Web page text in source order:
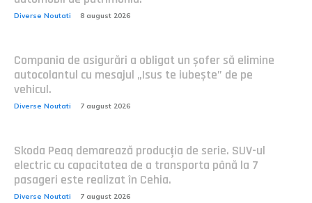
Diverse Noutati 8 august 2026
Compania de asigurări a obligat un șofer să elimine
autocolantul cu mesajul „Isus te iubește” de pe
vehicul.
Diverse Noutati 7 august 2026
Skoda Peaq demarează producția de serie. SUV-ul
electric cu capacitatea de a transporta până la 7
pasageri este realizat în Cehia.
Diverse Noutati 7 august 2026